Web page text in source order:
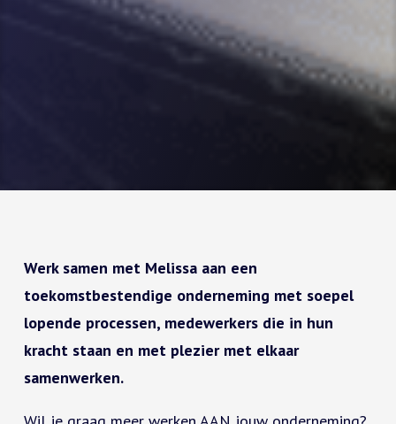
Werk samen met Melissa aan een
toekomstbestendige onderneming met soepel
lopende processen, medewerkers die in hun
kracht staan en met plezier met elkaar
samenwerken.